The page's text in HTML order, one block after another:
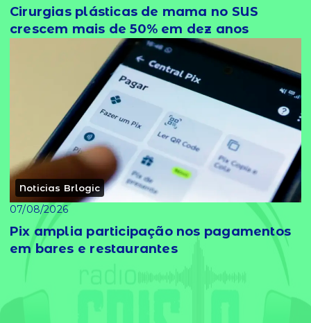
Cirurgias plásticas de mama no SUS
crescem mais de 50% em dez anos
Noticias Brlogic
07/08/2026
Pix amplia participação nos pagamentos
em bares e restaurantes